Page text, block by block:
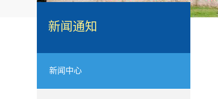
新闻通知
新闻中心